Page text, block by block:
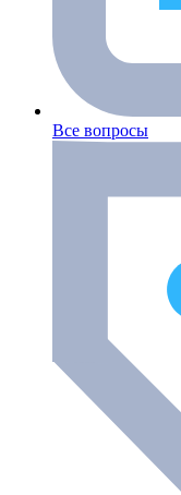
Все вопросы